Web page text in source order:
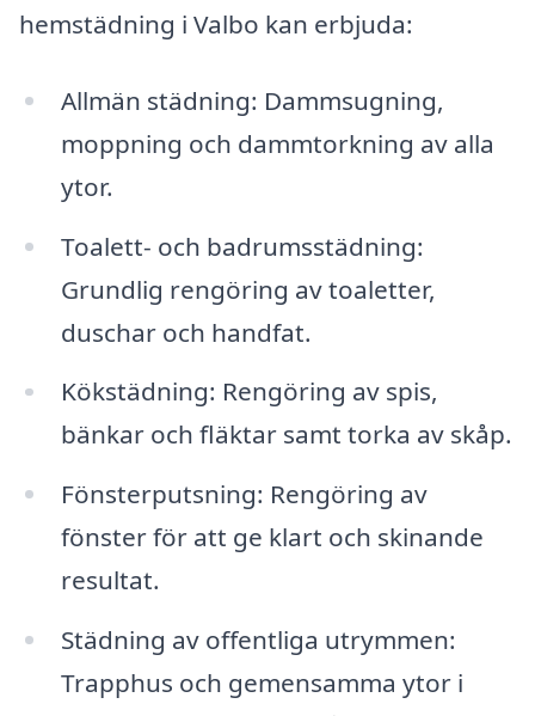
hemstädning i Valbo kan erbjuda:
Allmän städning: Dammsugning,
moppning och dammtorkning av alla
ytor.
Toalett- och badrumsstädning:
Grundlig rengöring av toaletter,
duschar och handfat.
Kökstädning: Rengöring av spis,
bänkar och fläktar samt torka av skåp.
Fönsterputsning: Rengöring av
fönster för att ge klart och skinande
resultat.
Städning av offentliga utrymmen:
Trapphus och gemensamma ytor i